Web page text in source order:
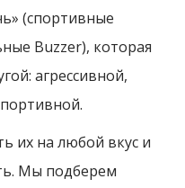
(спортивные
Buzzer), которая
агрессивной,
их на любой вкус и
Мы подберем